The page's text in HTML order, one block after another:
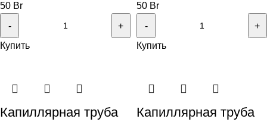
50 Br
Купить
50 Br
Купить
Капиллярная труба
Капиллярная труба